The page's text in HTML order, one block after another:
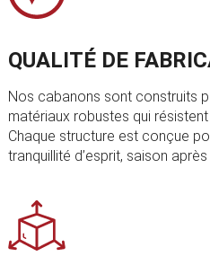
QUALITÉ DE
Nos cabanons sont construits
matériaux robustes qui
Chaque structure est conçue
tranquillité d’esprit, saison